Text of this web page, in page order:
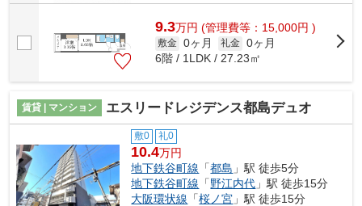
9.3万円 (管理費等：15,000円 )
敷金 0ヶ月 礼金 0ヶ月
6階 / 1LDK / 27.23㎡
賃貸 | マンション エスリードレジデンス都島デュオ
敷0 礼0
10.4万円
地下鉄谷町線 「都島 」駅 徒歩5分
地下鉄谷町線 「野江内代 」駅 徒歩15分
大阪環状線 「桜ノ宮 」駅 徒歩15分